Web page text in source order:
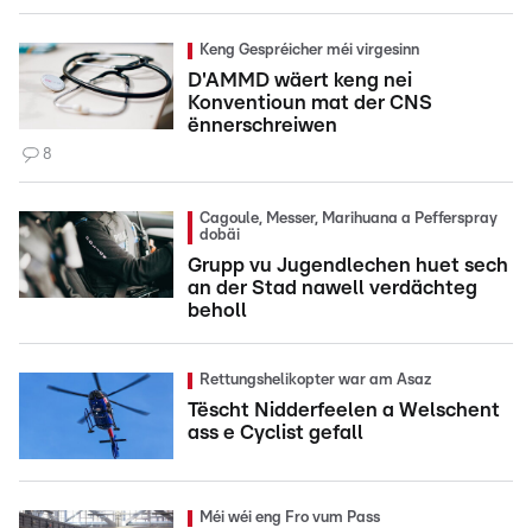
Keng Gespréicher méi virgesinn
D'AMMD wäert keng nei
Konventioun mat der CNS
ënnerschreiwen
8
Cagoule, Messer, Marihuana a Pefferspray
dobäi
Grupp vu Jugendlechen huet sech
an der Stad nawell verdächteg
beholl
Rettungshelikopter war am Asaz
Tëscht Nidderfeelen a Welschent
ass e Cyclist gefall
Méi wéi eng Fro vum Pass